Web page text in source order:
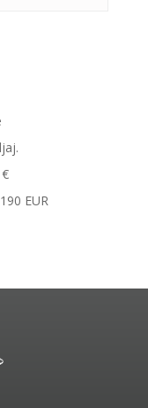
EUR